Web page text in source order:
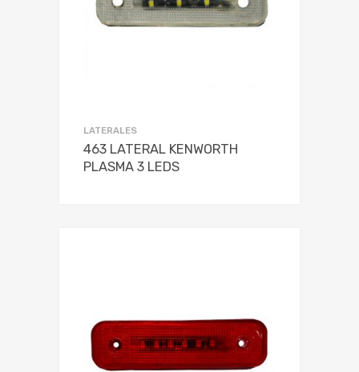
LATERALES
463 LATERAL KENWORTH
PLASMA 3 LEDS